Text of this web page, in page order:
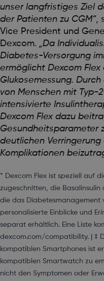
unser langfristiges Ziel
der Patienten zu CGM“,
Vice President und
Dexcom. „Da
Diabetes-Versorgung
ermöglicht Dexcom
Glukosemessung.
von Menschen mit Typ-
intensivierte
Dexcom Flex dazu
Gesundheitsparameter
deutlichen
Komplikationen
* Dexcom Flex ist speziell auf
zugeschnitten, die Basalinsulin
die das Diabetesmanagement
personalisierte Einblicke und
separat erhältlich. Eine Liste
dexcom.com/compatibility. | ‡
kompatiblen Smartphones ist
kompatiblen Smartwatch zu
nicht den Symptomen oder